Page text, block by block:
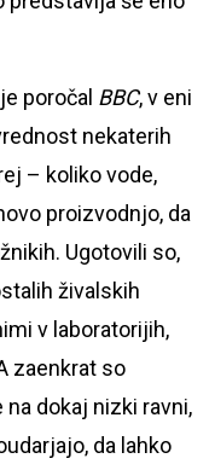
poročal BBC, v eni
nekaterih
– koliko vode,
proizvodnjo, da
Ugotovili so,
živalskih
v laboratorijih,
zaenkrat so
dokaj nizki ravni,
da lahko